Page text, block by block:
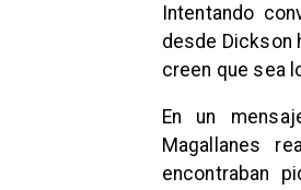
Intentando
desde Dickson
creen que sea
En un
Magallanes
encontraban